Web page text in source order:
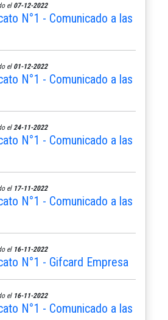
el 07-12-2022
N°1 - Comunicado a las
el 01-12-2022
N°1 - Comunicado a las
el 24-11-2022
N°1 - Comunicado a las
el 17-11-2022
N°1 - Comunicado a las
el 16-11-2022
N°1 - Gifcard Empresa
el 16-11-2022
N°1 - Comunicado a las